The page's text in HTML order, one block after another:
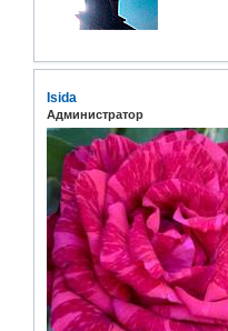
Isida
Администратор